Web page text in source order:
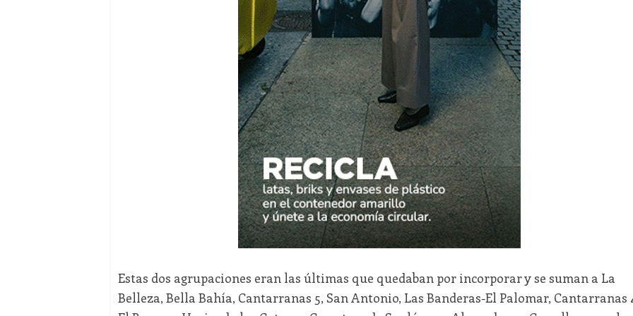
Estas dos agrupaciones eran las últimas que quedaban por incorporar y se suman a La
Belleza, Bella Bahía, Cantarranas 5, San Antonio, Las Banderas-El Palomar, Cantarranas